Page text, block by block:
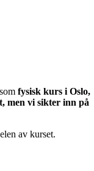
fysisk kurs i Oslo,
men vi sikter inn på
av kurset.